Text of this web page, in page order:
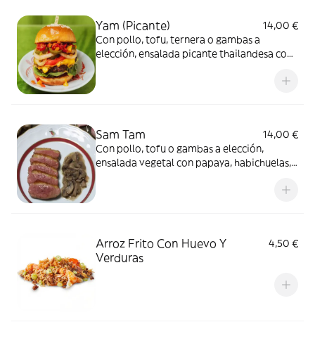
Yam (Picante)
14,00 €
Con pollo, tofu, ternera o gambas a
elección, ensalada picante thailandesa con
Sam Tam
14,00 €
Con pollo, tofu o gambas a elección,
ensalada vegetal con papaya, habichuelas,
Arroz Frito Con Huevo Y
Verduras
4,50 €